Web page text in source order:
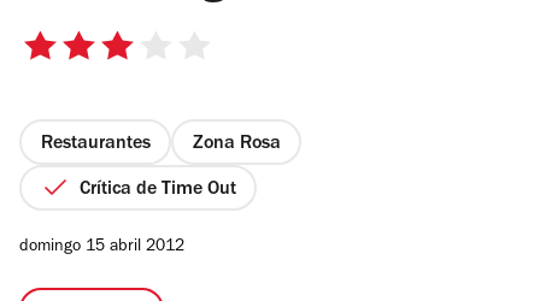
3
estrellas
Restaurantes Zona Rosa
Crítica de Time Out
domingo 15 abril 2012